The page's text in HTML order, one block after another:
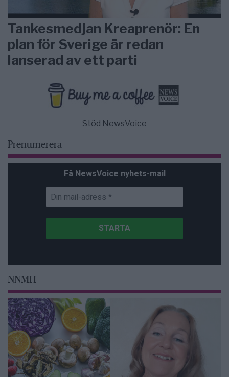
Tankesmedjan Kreaprenör: En
plan för Sverige är redan
lanserad av ett parti
Stöd NewsVoice
Prenumerera
Få NewsVoice nyhets-mail
NNMH